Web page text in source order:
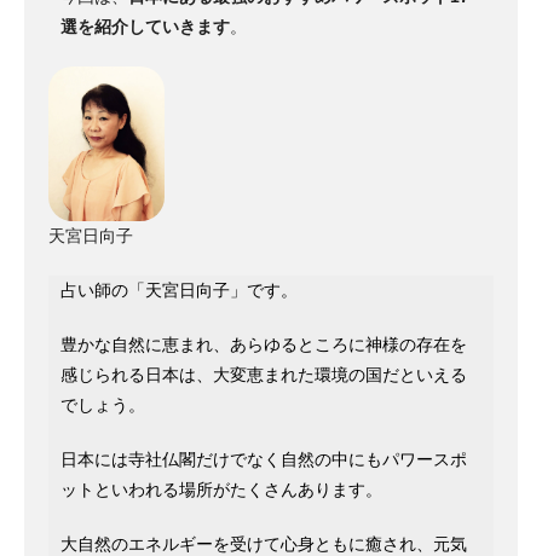
選を紹介していきます。
天宮日向子
占い師の「天宮日向子」です。
豊かな自然に恵まれ、あらゆるところに神様の存在を
感じられる日本は、大変恵まれた環境の国だといえる
でしょう。
日本には寺社仏閣だけでなく自然の中にもパワースポ
ットといわれる場所がたくさんあります。
大自然のエネルギーを受けて心身ともに癒され、元気